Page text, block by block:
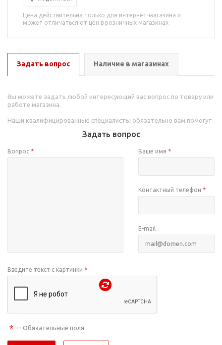
Цена действительна только для интернет-магазина и
может отличаться от цен в розничных магазинах
Задать вопрос Наличие в магазинах
Вы можете задать любой интересующий вас вопрос по товару или
работе магазина.
Наши квалифицированные специалисты обязательно вам помогут.
Задать вопрос
Вопрос * Ваше имя *
Контактный телефон *
E-mail
Введите текст с картинки *
* — Обязательные поля